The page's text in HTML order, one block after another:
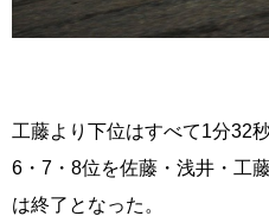
工藤より下位はすべて1分32
6・7・8位を佐藤・浅井・工
は終了となった。